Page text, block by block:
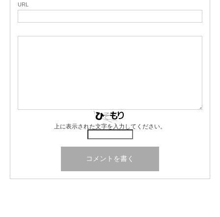
URL
上に表示された文字を入力してください。